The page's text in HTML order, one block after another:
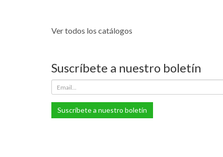
Ver todos los catálogos
Suscríbete a nuestro boletín
Suscríbete a nuestro boletín